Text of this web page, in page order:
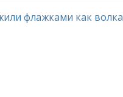
флажками как волка